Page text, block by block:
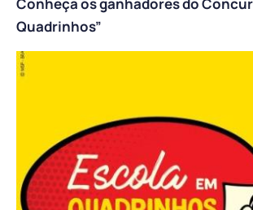
Quadrinhos”